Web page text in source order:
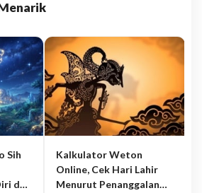
Sih
dan
Kalkulator Weton
Online, Cek Hari Lahir
Menurut Penanggalan